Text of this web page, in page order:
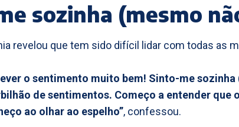
sozinha (mesmo
revelou que tem sido difícil lidar com todas as
o sentimento muito bem! Sinto-me
de sentimentos. Começo a entender que
ao olhar ao espelho”, confessou.